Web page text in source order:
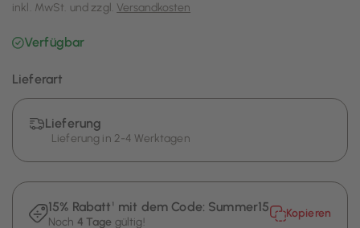
inkl. MwSt. und zzgl. Versandkosten
Verfügbar
Lieferart
Lieferung
Lieferung in 2-4 Werktagen
15% Rabatt¹ mit dem Code: Summer15
Noch 4 Tage gültig!
Kopieren